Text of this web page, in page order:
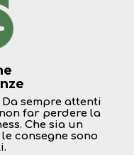
sempre attenti
far perdere la
Che sia un
consegne sono